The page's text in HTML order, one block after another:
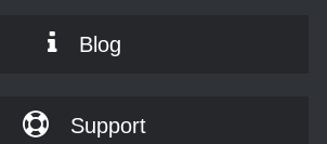
Blog
Support